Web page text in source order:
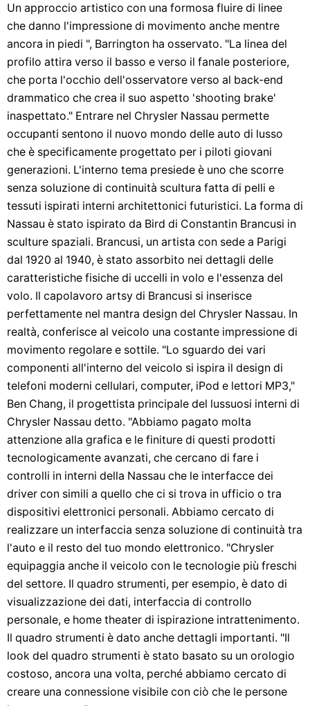
Un approccio artistico con una formosa fluire di linee
che danno l'impressione di movimento anche mentre
ancora in piedi ", Barrington ha osservato. "La linea del
profilo attira verso il basso e verso il fanale posteriore,
che porta l'occhio dell'osservatore verso al back-end
drammatico che crea il suo aspetto 'shooting brake'
inaspettato." Entrare nel Chrysler Nassau permette
occupanti sentono il nuovo mondo delle auto di lusso
che è specificamente progettato per i piloti giovani
generazioni. L'interno tema presiede è uno che scorre
senza soluzione di continuità scultura fatta di pelli e
tessuti ispirati interni architettonici futuristici. La forma di
Nassau è stato ispirato da Bird di Constantin Brancusi in
sculture spaziali. Brancusi, un artista con sede a Parigi
dal 1920 al 1940, è stato assorbito nei dettagli delle
caratteristiche fisiche di uccelli in volo e l'essenza del
volo. Il capolavoro artsy di Brancusi si inserisce
perfettamente nel mantra design del Chrysler Nassau. In
realtà, conferisce al veicolo una costante impressione di
movimento regolare e sottile. "Lo sguardo dei vari
componenti all'interno del veicolo si ispira il design di
telefoni moderni cellulari, computer, iPod e lettori MP3,"
Ben Chang, il progettista principale del lussuosi interni di
Chrysler Nassau detto. "Abbiamo pagato molta
attenzione alla grafica e le finiture di questi prodotti
tecnologicamente avanzati, che cercano di fare i
controlli in interni della Nassau che le interfacce dei
driver con simili a quello che ci si trova in ufficio o tra
dispositivi elettronici personali. Abbiamo cercato di
realizzare un interfaccia senza soluzione di continuità tra
l'auto e il resto del tuo mondo elettronico. "Chrysler
equipaggia anche il veicolo con le tecnologie più freschi
del settore. Il quadro strumenti, per esempio, è dato di
visualizzazione dei dati, interfaccia di controllo
personale, e home theater di ispirazione intrattenimento.
Il quadro strumenti è dato anche dettagli importanti. "Il
look del quadro strumenti è stato basato su un orologio
costoso, ancora una volta, perché abbiamo cercato di
creare una connessione visibile con ciò che le persone